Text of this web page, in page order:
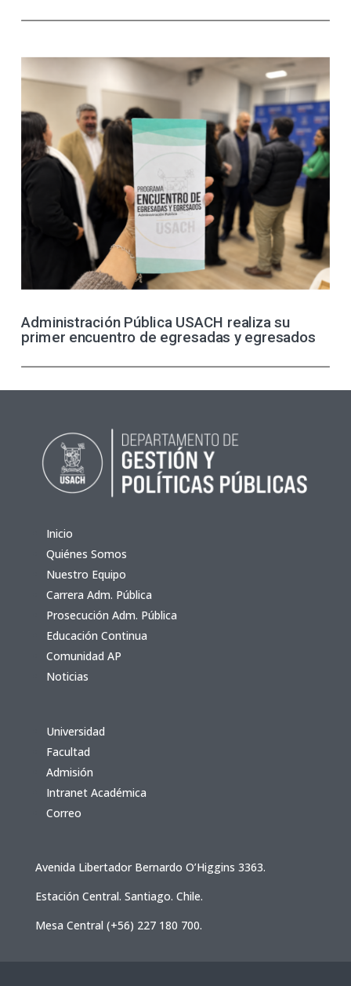
Administración Pública USACH realiza su
primer encuentro de egresadas y egresados
Inicio
Quiénes Somos
Nuestro Equipo
Carrera Adm. Pública
Prosecución Adm. Pública
Educación Continua
Comunidad AP
Noticias
Universidad
Facultad
Admisión
Intranet Académica
Correo
Avenida Libertador Bernardo O’Higgins 3363.
Estación Central. Santiago. Chile.
Mesa Central (+56) 227 180 700.